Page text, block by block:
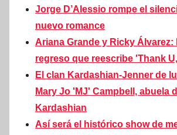
Jorge D’Alessio rompe el
nuevo romance
Ariana Grande y Ricky Álvarez:
regreso que reescribe 'Thank
El clan Kardashian-Jenner de
Mary Jo 'MJ' Campbell, abuela
Kardashian
Así será el histórico show de